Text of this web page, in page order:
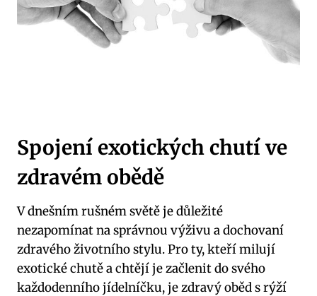
Spojení exotických chutí⁤ ve
‍zdravém obědě
V dnešním⁢ rušném⁢ světě je důležité
nezapomínat na správnou⁤ výživu​ a dochovaní
zdravého‍ životního stylu. Pro ty, kteří milují
⁣exotické chutě a chtějí je začlenit do⁤ svého
‌každodenního‍ jídelníčku, je zdravý oběd ‌s rýží